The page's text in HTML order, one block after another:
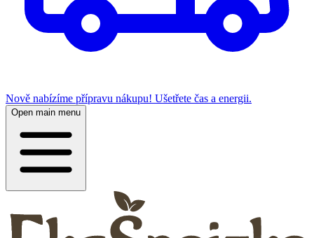
Nově nabízíme přípravu nákupu! Ušetřete čas a energii.
Open main menu